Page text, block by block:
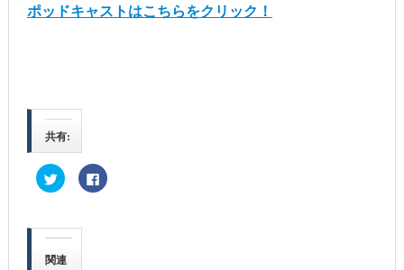
ポッドキャストはこちらをクリック！
共有:
ク
リ
て
Twitter
で
共
Facebook
で
関連